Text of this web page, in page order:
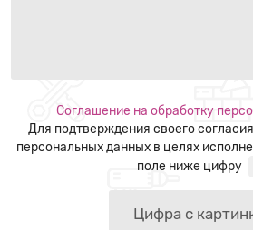
Соглашение на обработку
Для подтверждения своего
персональных данных в целях
поле ниже цифру